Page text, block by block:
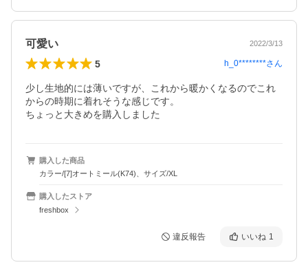
可愛い 2022/3/13
5 h_0********さん
少し生地的には薄いですが、これから暖かくなるのでこれ
からの時期に着れそうな感じです。
ちょっと大きめを購入しました
購入した商品
カラー/[7]オートミール(K74)、サイズ/XL
購入したストア
freshbox
違反報告 いいね 1